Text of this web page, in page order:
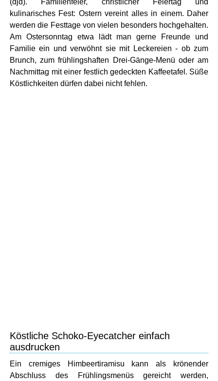
(djd). Familienfeier, christlicher Feiertag und
kulinarisches Fest: Ostern vereint alles in einem. Daher
werden die Festtage von vielen besonders hochgehalten.
Am Ostersonntag etwa lädt man gerne Freunde und
Familie ein und verwöhnt sie mit Leckereien - ob zum
Brunch, zum frühlingshaften Drei-Gänge-Menü oder am
Nachmittag mit einer festlich gedeckten Kaffeetafel. Süße
Köstlichkeiten dürfen dabei nicht fehlen.
Köstliche Schoko-Eyecatcher einfach
ausdrucken
Ein cremiges Himbeertiramisu kann als krönender
Abschluss des Frühlingsmenüs gereicht werden,